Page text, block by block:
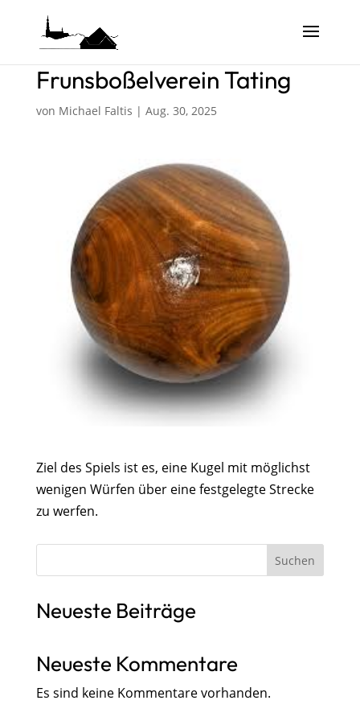
Frunsboßelverein Tating
von Michael Faltis | Aug. 30, 2025
Ziel des Spiels ist es, eine Kugel mit möglichst
wenigen Würfen über eine festgelegte Strecke
zu werfen.
Suchen
Neueste Beiträge
Neueste Kommentare
Es sind keine Kommentare vorhanden.